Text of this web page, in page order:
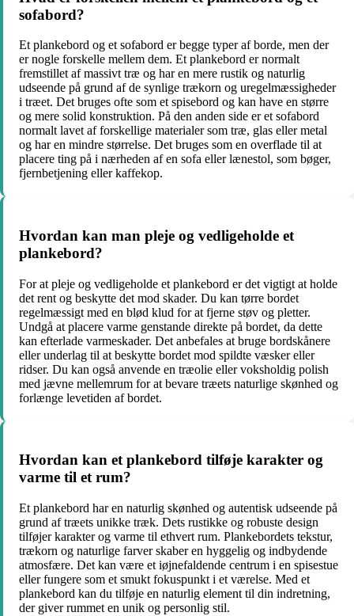
sofabord?
Et plankebord og et sofabord er begge typer af borde, men der
er nogle forskelle mellem dem. Et plankebord er normalt
fremstillet af massivt træ og har en mere rustik og naturlig
udseende på grund af de synlige trækorn og uregelmæssigheder
i træet. Det bruges ofte som et spisebord og kan have en større
og mere solid konstruktion. På den anden side er et sofabord
normalt lavet af forskellige materialer som træ, glas eller metal
og har en mindre størrelse. Det bruges som en overflade til at
placere ting på i nærheden af en sofa eller lænestol, som bøger,
fjernbetjening eller kaffekop.
Hvordan kan man pleje og vedligeholde et
plankebord?
For at pleje og vedligeholde et plankebord er det vigtigt at holde
det rent og beskytte det mod skader. Du kan tørre bordet
regelmæssigt med en blød klud for at fjerne støv og pletter.
Undgå at placere varme genstande direkte på bordet, da dette
kan efterlade varmeskader. Det anbefales at bruge bordskånere
eller underlag til at beskytte bordet mod spildte væsker eller
ridser. Du kan også anvende en træolie eller voksholdig polish
med jævne mellemrum for at bevare træets naturlige skønhed og
forlænge levetiden af bordet.
Hvordan kan et plankebord tilføje karakter og
varme til et rum?
Et plankebord har en naturlig skønhed og autentisk udseende på
grund af træets unikke træk. Dets rustikke og robuste design
tilføjer karakter og varme til ethvert rum. Plankebordets tekstur,
trækorn og naturlige farver skaber en hyggelig og indbydende
atmosfære. Det kan være et iøjnefaldende centrum i en spisestue
eller fungere som et smukt fokuspunkt i et værelse. Med et
plankebord kan du tilføje en naturlig element til din indretning,
der giver rummet en unik og personlig stil.